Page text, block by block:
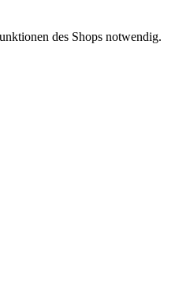
des Shops notwendig.